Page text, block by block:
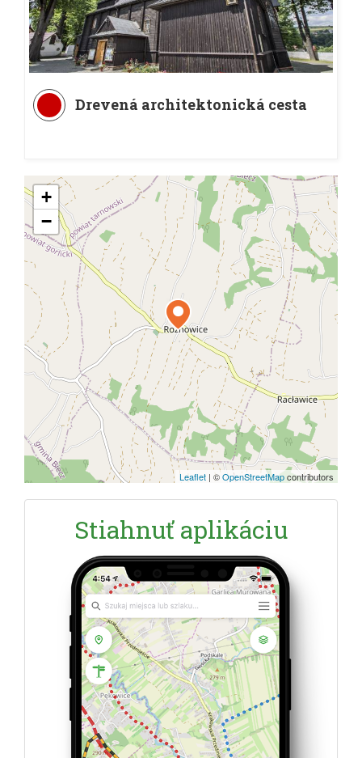
Drevená architektonická cesta
+
−
Leaflet | ©OpenStreetMapcontributors
Stiahnuť aplikáciu